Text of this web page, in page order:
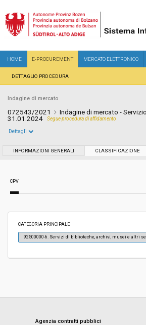
HOME E-PROCUREMENT MERCATO ELETTRONICO
DETTAGLIO PROCEDURA
Indagine di mercato
072543/2021
Indagine di mercato -
31.01.2024
Segue procedura di affidamento
Svolgimento: In corso
ribasso:
Dettagli
INFORMAZIONI GENERALI CLASSIFICAZIONE
CPV
CATEGORIA PRINCIPALE
92500000-6. Servizi di biblioteche, archivi, musei e altri
Agenzia contratti pubblici